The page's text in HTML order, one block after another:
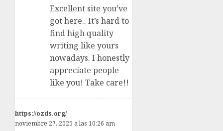
Excellent site you’ve
got here.. It’s hard to
find high quality
writing like yours
nowadays. I honestly
appreciate people
like you! Take care!!
https://ozds.org/
noviembre 27, 2025 a las 10:26 am